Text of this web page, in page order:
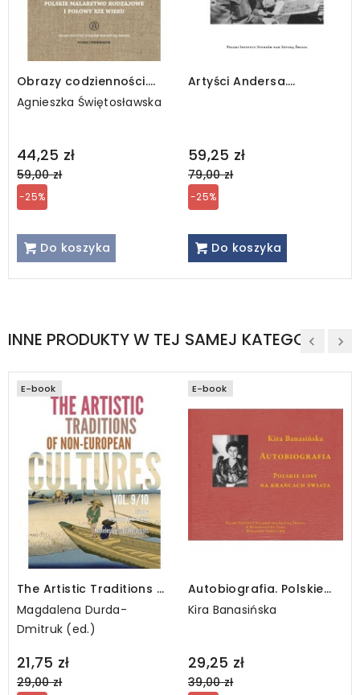
Obrazy codzienności.
Polskie malarstwo
rodzajowe I połowy XIX
Agnieszka Świętosławska
44,25 zł
Regular
price
59,00 zł
-25%
Do koszyka
Artyści Andersa.
59,25 zł
Regular
price
79,00 zł
-25%
Do koszyka
INNE PRODUKTY W TEJ SAMEJ KATEGORII
E-book
The Artistic Traditions of
Non-European Cultures,
vol. 9/10 - e-book
Magdalena Durda-
Dmitruk (ed.)
21,75 zł
Regular
price
29,00 zł
E-book
Autobiografia. Polskie
losy na krańcach świata
(e-book)
Kira Banasińska
29,25 zł
Regular
price
39,00 zł